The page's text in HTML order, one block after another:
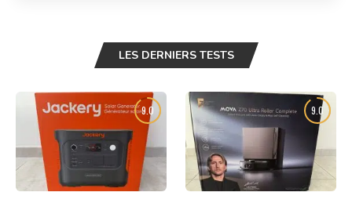
LES DERNIERS TESTS
9.0 9.0